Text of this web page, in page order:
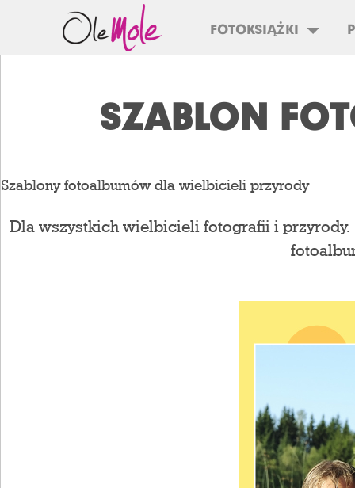
FOTOKSIĄŻKI
SZABLON
Szablony fotoalbumów dla wielbicieli przyrody
Dla wszystkich wielbicieli fotografii i przyrody.